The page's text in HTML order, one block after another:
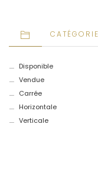
Disponible
Vendue
Carrée
Horizontale
Verticale